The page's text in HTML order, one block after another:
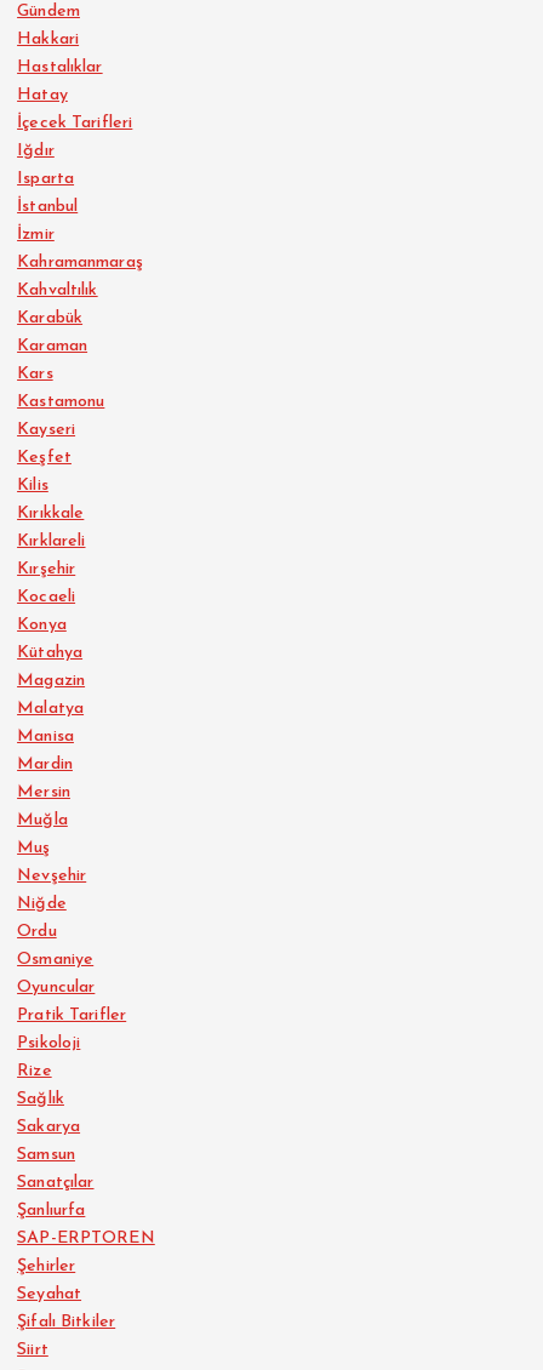
Gündem
Hakkari
Hastalıklar
Hatay
İçecek Tarifleri
Iğdır
Isparta
İstanbul
İzmir
Kahramanmaraş
Kahvaltılık
Karabük
Karaman
Kars
Kastamonu
Kayseri
Keşfet
Kilis
Kırıkkale
Kırklareli
Kırşehir
Kocaeli
Konya
Kütahya
Magazin
Malatya
Manisa
Mardin
Mersin
Muğla
Muş
Nevşehir
Niğde
Ordu
Osmaniye
Oyuncular
Pratik Tarifler
Psikoloji
Rize
Sağlık
Sakarya
Samsun
Sanatçılar
Şanlıurfa
SAP-ERPTOREN
Şehirler
Seyahat
Şifalı Bitkiler
Siirt